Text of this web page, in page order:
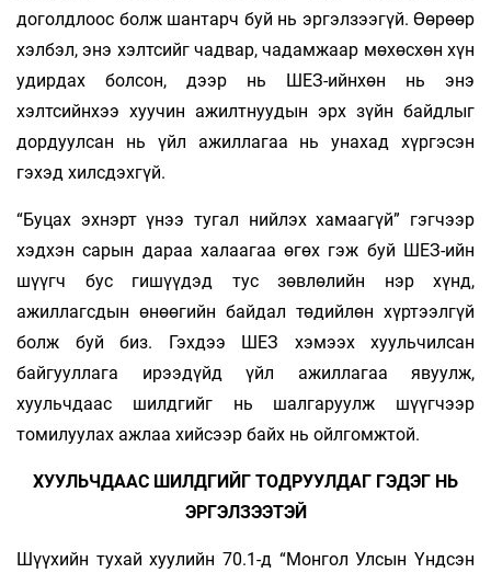
доголдлоос болж шантарч буй нь эргэлзээгүй. Өөрөөр
хэлбэл, энэ хэлтсийг чадвар, чадамжаар мөхөсхөн хүн
удирдах болсон, дээр нь ШЕЗ-ийнхөн нь энэ
хэлтсийнхээ хуучин ажилтнуудын эрх зүйн байдлыг
дордуулсан нь үйл ажиллагаа нь унахад хүргэсэн
гэхэд хилсдэхгүй.
“Буцах эхнэрт үнээ тугал нийлэх хамаагүй” гэгчээр
хэдхэн сарын дараа халаагаа өгөх гэж буй ШЕЗ-ийн
шүүгч бус гишүүдэд тус зөвлөлийн нэр хүнд,
ажиллагсдын өнөөгийн байдал төдийлөн хүртээлгүй
болж буй биз. Гэхдээ ШЕЗ хэмээх хуульчилсан
байгууллага ирээдүйд үйл ажиллагаа явуулж,
хуульчдаас шилдгийг нь шалгаруулж шүүгчээр
томилуулах ажлаа хийсээр байх нь ойлгомжтой.
ХУУЛЬЧДААС ШИЛДГИЙГ ТОДРУУЛДАГ ГЭДЭГ НЬ
ЭРГЭЛЗЭЭТЭЙ
Шүүхийн тухай хуулийн 70.1-д “Монгол Улсын Үндсэн